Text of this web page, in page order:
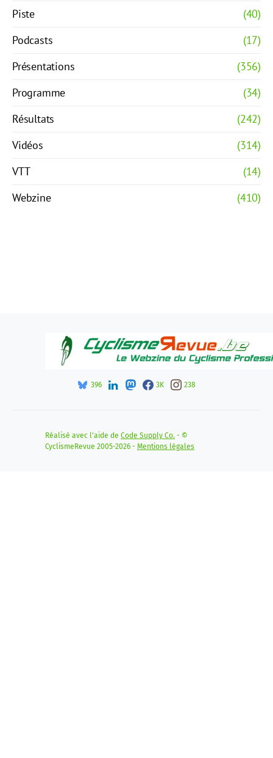
Piste
(40)
Podcasts
(17)
Présentations
(356)
Programme
(34)
Résultats
(242)
Vidéos
(314)
VTT
(14)
Webzine
(410)
396 3K 238
Réalisé avec l'aide de Code Supply Co. - ©
CyclismeRevue 2005-2026 - Mentions légales